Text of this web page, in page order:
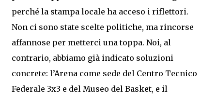
perché la stampa locale ha acceso i riflettori.
Non ci sono state scelte politiche, ma rincorse
affannose per metterci una toppa. Noi, al
contrario, abbiamo già indicato soluzioni
concrete: l’Arena come sede del Centro Tecnico
Federale 3x3 e del Museo del Basket, e il